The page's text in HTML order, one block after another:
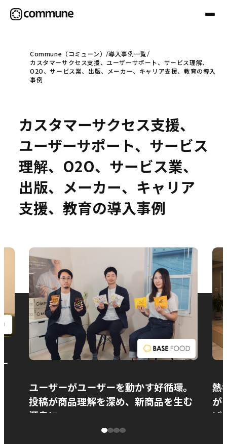
Communeについて
事例
セミナー
お役立ち情報
お問い合わせ
Commune（コミューン）
導入事例一覧
カスタマーサクセス支援、ユーザーサポート、サービス理解、
O2O、サービス業、出版、メーカー、キャリア支援、教育の導入
事例
カスタマーサクセス支援、
ユーザーサポート、サービス
理解、O2O、サービス業、
出版、メーカー、キャリア
支援、教育の導入事例
ユーザーがユーザーを動かす好循環。
投稿が商品理解を深め、新商品を生む
源泉に
熱
が
ぱ